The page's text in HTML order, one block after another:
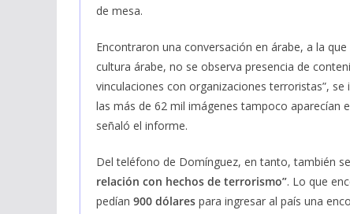
de mesa.
Encontraron una conversación en árabe, a la
cultura árabe, no se observa presencia de
vinculaciones con organizaciones terroristas”,
las más de 62 mil imágenes tampoco aparecían
señaló el informe.
Del teléfono de Domínguez, en tanto, también
relación con hechos de terrorismo”. Lo que
pedían 900 dólares para ingresar al país una